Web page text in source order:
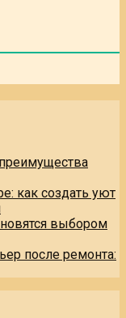
как создать уют
выбором
после ремонта: